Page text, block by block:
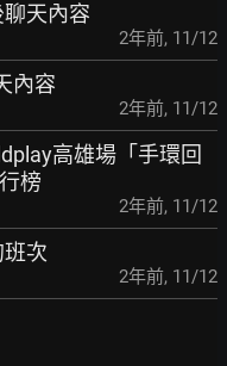
天內容
2年前, 11/12
內容
2年前, 11/12
高雄場「手環回
榜
2年前, 11/12
次
2年前, 11/12